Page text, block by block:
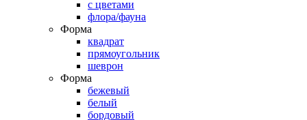
с цветами
флора/фауна
Форма
квадрат
прямоугольник
шеврон
Форма
бежевый
белый
бордовый